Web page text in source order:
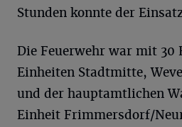
Stunden konnte der
Die Feuerwehr war mit 30
Einheiten Stadtmitte,
und der hauptamtlichen
Einheit Frimmersdorf/